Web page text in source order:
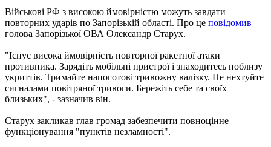
Військові РФ з високою ймовірністю можуть завдати
повторних ударів по Запорізькій області. Про це повідомив
голова Запорізької ОВА Олександр Старух.
"Існує висока ймовірність повторної ракетної атаки
противника. Зарядіть мобільні пристрої і знаходитесь поблизу
укриттів. Тримайте напоготові тривожну валізку. Не нехтуйте
сигналами повітряної тривоги. Бережіть себе та своїх
близьких", - зазначив він.
Старух закликав глав громад забезпечити повноцінне
функціонування "пунктів незламності".